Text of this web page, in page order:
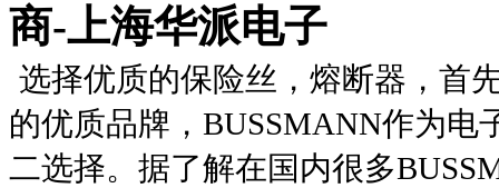
商-上海华派电子
选择优质的保险丝，熔断器，首
的优质品牌，BUSSMANN作为
二选择。据了解在国内很多